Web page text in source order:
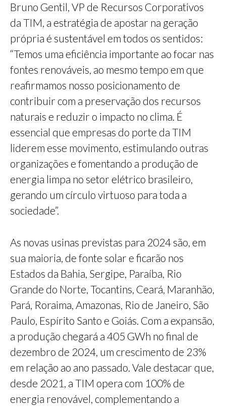
Bruno Gentil, VP de Recursos Corporativos
da TIM, a estratégia de apostar na geração
própria é sustentável em todos os sentidos:
“Temos uma eficiência importante ao focar nas
fontes renováveis, ao mesmo tempo em que
reafirmamos nosso posicionamento de
contribuir com a preservação dos recursos
naturais e reduzir o impacto no clima. É
essencial que empresas do porte da TIM
liderem esse movimento, estimulando outras
organizações e fomentando a produção de
energia limpa no setor elétrico brasileiro,
gerando um círculo virtuoso para toda a
sociedade”.
As novas usinas previstas para 2024 são, em
sua maioria, de fonte solar e ficarão nos
Estados da Bahia, Sergipe, Paraíba, Rio
Grande do Norte, Tocantins, Ceará, Maranhão,
Pará, Roraima, Amazonas, Rio de Janeiro, São
Paulo, Espírito Santo e Goiás. Com a expansão,
a produção chegará a 405 GWh no final de
dezembro de 2024, um crescimento de 23%
em relação ao ano passado. Vale destacar que,
desde 2021, a TIM opera com 100% de
energia renovável, complementando a